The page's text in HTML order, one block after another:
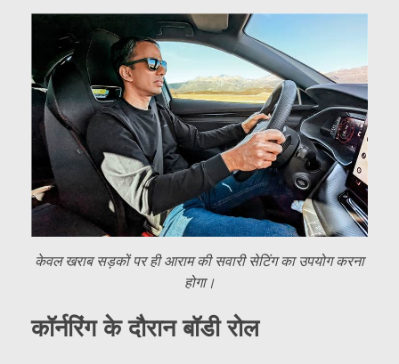
केवल खराब सड़कों पर ही आराम की सवारी सेटिंग का उपयोग करना
होगा।
कॉर्नरिंग के दौरान बॉडी रोल